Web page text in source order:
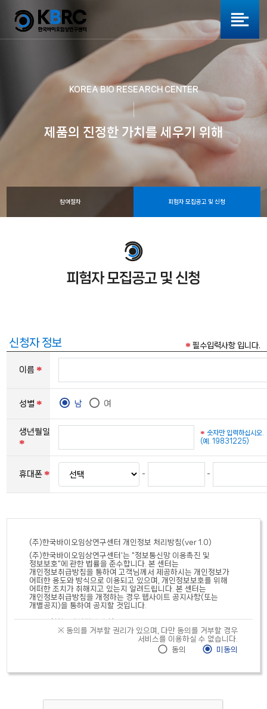
KOREA BIO RESEARCH CENTER
제품의 진정한 가치를 세우기 위해
참여절차 피험자 모집공고 및 신청
피험자 모집공고 및 신청
신청자 정보 필수입력사항 입니다.
이름
성별 남 여
생년월일
숫자만 입력하십시오.
(예. 19831225)
휴대폰 - -
(주)한국바이오임상연구센터 개인정보 처리방침(ver 1.0)
(주)한국바이오임상연구센터'는 "정보통신망 이용촉진 및
정보보호"에 관한 법률을 준수합니다. 본 센터는
개인정보취급방침을 통하여 고객님께서 제공하시는 개인정보가
어떠한 용도와 방식으로 이용되고 있으며, 개인정보보호를 위해
어떠한 조치가 취해지고 있는지 알려드립니다. 본 센터는
개인정보취급방침을 개정하는 경우 웹사이트 공지사항(또는
개별공지)을 통하여 공지할 것입니다.
01 수집하는 개인정보의 항목
02 개인정보의 수집 및 이용목적
■ 수집하는 개인정보 항목: 본 센터는 회원가입, 상담, 서비스 신청
ο 수집항목 : 이름, 성별, 휴대전화번호, 이메일, 생년월일
※ 동의를 거부할 권리가 있으며, 다만 동의를 거부할 경우
서비스를 이용하실 수 없습니다.
동의
미동의